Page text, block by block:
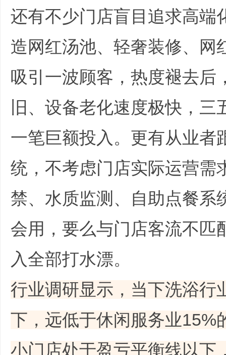
还有不少门店盲目追求高端
造网红汤池、轻奢装修、网
吸引一波顾客，热度褪去后
旧、设备老化速度极快，
一笔巨额投入。更有从业者
统，不考虑门店实际运营需
禁、水质监测、自助点餐系
会用，要么与门店客流不匹
入全部打水漂。
行业调研显示，当下洗浴行
下，远低于休闲服务业15%
小门店处于盈亏平衡线以下